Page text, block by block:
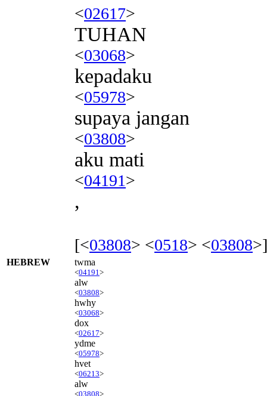
<02617>
TUHAN
<03068>
kepadaku
<05978>
supaya jangan
<03808>
aku mati
<04191>
,
[<03808> <0518> <03808>]
HEBREW twma
<04191 >
alw
<03808>
hwhy
<03068>
dox
<02617>
ydme
<05978>
hvet
<06213>
alw
<03808>